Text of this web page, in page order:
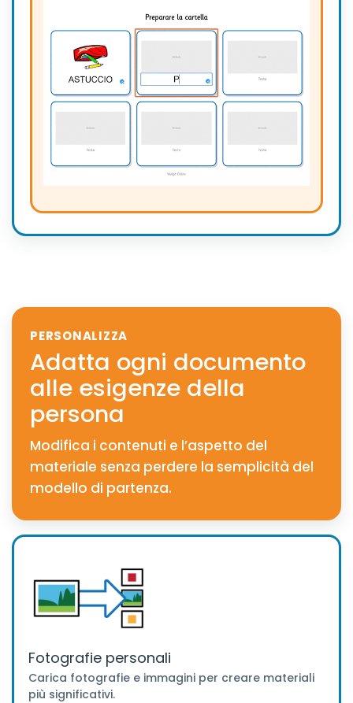
PERSONALIZZA
Adatta ogni documento
alle esigenze della
persona
Modifica i contenuti e l’aspetto del
materiale senza perdere la semplicità del
modello di partenza.
Fotografie personali
Carica fotografie e immagini per creare materiali
più significativi.